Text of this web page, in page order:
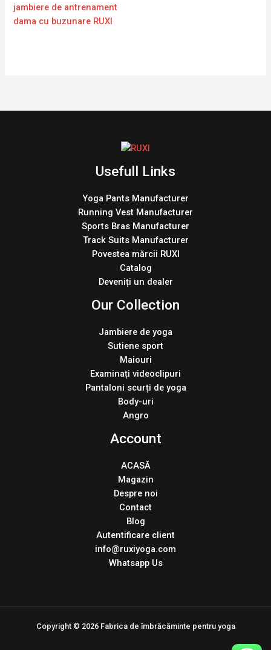
jambiere de antrenament
dama cu buzunare RUXI
Usefull Links
Yoga Pants Manufacturer
Running Vest Manufacturer
Sports Bras Manufacturer
Track Suits Manufacturer
Povestea mărcii RUXI
Catalog
Deveniți un dealer
Our Collection
Jambiere de yoga
Sutiene sport
Maiouri
Examinați videoclipuri
Pantaloni scurți de yoga
Body-uri
Angro
Account
ACASĂ
Magazin
Despre noi
Contact
Blog
Autentificare client
info@ruxiyoga.com
Whatsapp Us
Copyright © 2026 Fabrica de îmbrăcăminte pentru yoga